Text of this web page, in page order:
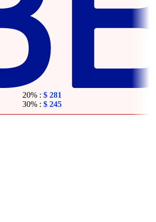
20% : $281
30% : $245